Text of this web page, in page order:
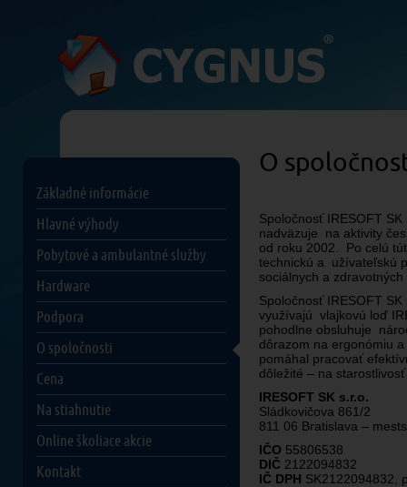
Základné informácie
Hlavné výhody
Pobytové a ambulantné služby
Hardware
Podpora
O spoločnosti
Cena
Na stiahnutie
Online školiace akcie
Kontakt
O
Spoločnosť IRESOFT
nadväzuje na aktivity
od roku 2002. Po celú
technickú a užívateľskú
sociálnych a
Spoločnosť IRESOFT
využívajú vlajkovú loď
pohodlne obsluhuje
dôrazom na ergonómiu
pomáhal pracovať
dôležité – na
IRESOFT SK s.r.o.
Sládkovičova 861/2
811 06 Bratislava –
IČO 55806538
DIČ 2122094832
IČ DPH SK2122094832,